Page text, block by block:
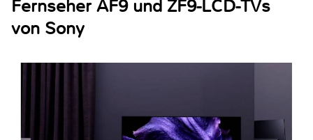
Fernseher AF9 und ZF9-LCD-TVs
von Sony